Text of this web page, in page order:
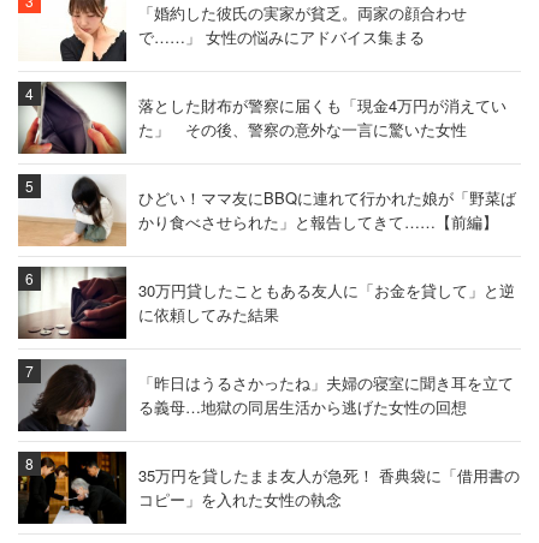
「婚約した彼氏の実家が貧乏。両家の顔合わせ
で……」 女性の悩みにアドバイス集まる
落とした財布が警察に届くも「現金4万円が消えてい
た」 その後、警察の意外な一言に驚いた女性
ひどい！ママ友にBBQに連れて行かれた娘が「野菜ば
かり食べさせられた」と報告してきて……【前編】
30万円貸したこともある友人に「お金を貸して」と逆
に依頼してみた結果
「昨日はうるさかったね」夫婦の寝室に聞き耳を立て
る義母…地獄の同居生活から逃げた女性の回想
35万円を貸したまま友人が急死！ 香典袋に「借用書の
コピー」を入れた女性の執念